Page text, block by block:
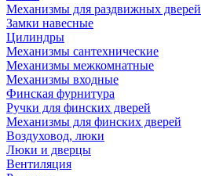
Механизмы для раздвижных дверей
Замки навесные
Цилиндры
Механизмы сантехнические
Механизмы межкомнатные
Механизмы входные
Финская фурнитура
Ручки для финских дверей
Механизмы для финских дверей
Воздуховод, люки
Люки и дверцы
Вентиляция